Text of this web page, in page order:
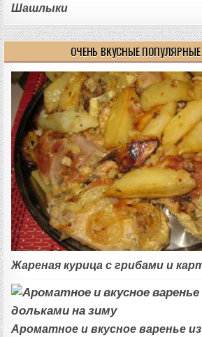
Шашлыки
ОЧЕНЬ ВКУСНЫЕ
Жареная курица с грибами и
Ароматное и вкусное варенье